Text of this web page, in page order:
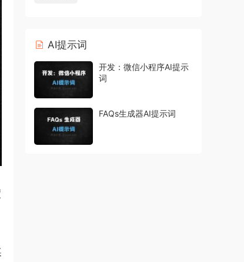
AI提示词
开发：微信小程序AI提示
词
FAQs生成器AI提示词